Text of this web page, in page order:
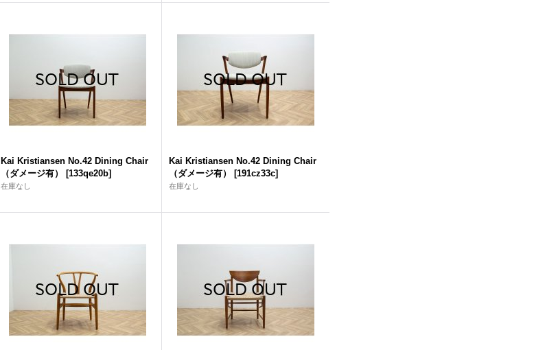
Kai Kristiansen No.42 Dining Chair
（ダメージ有）
[133qe20b]
在庫なし
Kai Kristiansen No.42 Dining Chair
（ダメージ有）
[191cz33c]
在庫なし